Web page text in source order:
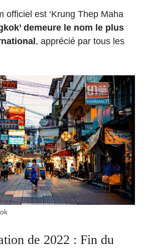
officiel est ‘Krung Thep Maha
demeure le nom le plus
, apprécié par tous les
de 2022 : Fin du